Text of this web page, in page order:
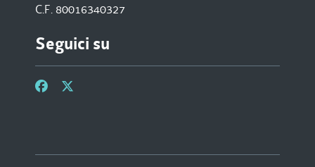
C.F. 80016340327
Seguici su